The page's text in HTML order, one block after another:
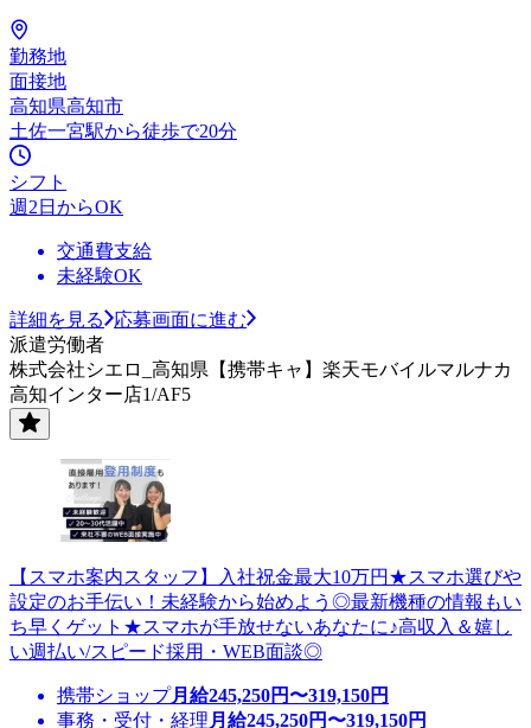
勤務地
面接地
高知県高知市
土佐一宮駅から徒歩で20分
シフト
週2日からOK
交通費支給
未経験OK
詳細を見る
応募画面に進む
派遣労働者
株式会社シエロ_高知県【携帯キャ】楽天モバイルマルナカ
高知インター店1/AF5
【スマホ案内スタッフ】入社祝金最大10万円★スマホ選びや
設定のお手伝い！未経験から始めよう◎最新機種の情報もい
ち早くゲット★スマホが手放せないあなたに♪高収入＆嬉し
い週払い/スピード採用・WEB面談◎
携帯ショップ月給245,250円〜319,150円
事務・受付・経理 月給245,250円〜319,150円